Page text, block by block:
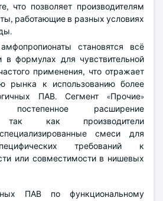
что позволяет производителям
работающие в разных условиях
становятся всё
в формулах для чувствительной
применения, что отражает
рынка к использованию более
ПАВ. Сегмент «Прочие»
постепенное расширение
так как производители
смеси для
требований к
или совместимости в нишевых
ПАВ по функциональному